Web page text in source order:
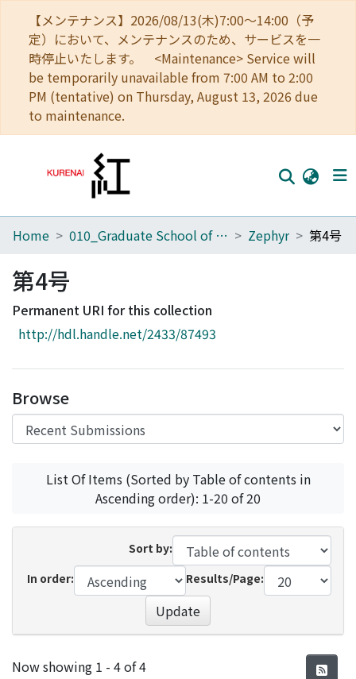
【メンテナンス】2026/08/13(木)7:00～14:00（予
定）において、メンテナンスのため、サービスを一
時停止いたします。 <Maintenance> Service will
be temporarily unavailable from 7:00 AM to 2:00
PM (tentative) on Thursday, August 13, 2026 due
to maintenance.
Home
Communities
Browse
Download Ranking
Access Statistics
Library Network
Home 010_Graduate School of Letters Zephyr 第4号
第4号
Permanent URI for this collection
http://hdl.handle.net/2433/87493
Browse
List Of Items (Sorted by Table of contents in
Ascending order): 1-20 of 20
Sort by:
In order:
Results/Page:
Update
Recent Submissions
Now showing 1 - 4 of 4